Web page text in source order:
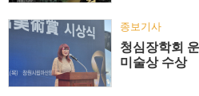
종보기사
청심장학회
미술상 수상